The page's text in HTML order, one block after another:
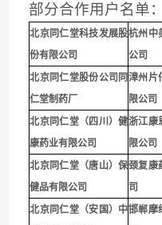
部分合作用户名单：
北京同仁堂科技发展股
份有限公司
杭州中
公司
北京同仁堂股份公司同
仁堂制药厂
漳州片
限公司
北京同仁堂（四川）健
康药业有限公司
浙江康
限公司
北京同仁堂（唐山）保
健品有限公司
颈复康
司
北京同仁堂（安国）中邯郸摩